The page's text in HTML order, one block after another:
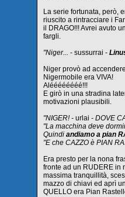
La serie fortunata, però,
riuscito a rintracciare i
il DRAGO!!! Avrei avuto
fargli.
"Niger... - sussurrai -
Niger provò ad
Nigermobile era VIVA!
Aléééééééé!!!
E girò in una stradina
motivazioni plausibili.
"NIGER! - urlai - DOVE
"La macchina deve
Quindi andiamo a pian
"E che CAZZO è PIAN
Era presto per la nona
fronte ad un RUDERE in
massima tranquillità,
mazzo di chiavi ed aprì
QUELLO era Pian